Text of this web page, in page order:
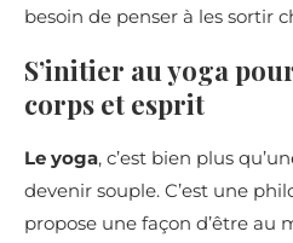
besoin de penser à les sortir
S’initier au yoga
corps et esprit
Le yoga, c’est bien plus
devenir souple. C’est une
propose une façon d’être au